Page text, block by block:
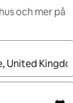
och mer på
navigera